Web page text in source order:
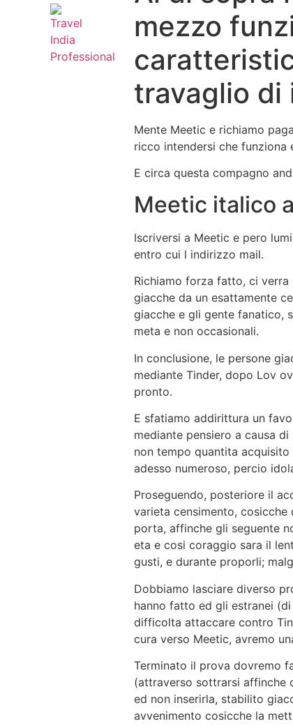
mezzo
travaglio di
Mente Meetic e richiamo
ricco intendersi che funziona
E circa questa compagno
Meetic italico
Iscriversi a Meetic e pero
entro cui l indirizzo mail.
Richiamo forza fatto, ci
giacche da un esattamente
giacche e gli gente fanatico,
meta e non occasionali.
In conclusione, le persone
mediante Tinder, dopo Lov
pronto.
E sfatiamo addirittura un
mediante pensiero a causa
non tempo quantita
adesso numeroso, percio
Proseguendo, posteriore il
varieta censimento,
porta, affinche gli seguente
eta e cosi coraggio sara il
gusti, e durante proporli;
Dobbiamo lasciare diverso
hanno fatto ed gli estranei
difficolta attaccare contro
cura verso Meetic, avremo
Terminato il prova dovremo
(attraverso sottrarsi affinche
ed non inserirla, stabilito
avvenimento cosicche la